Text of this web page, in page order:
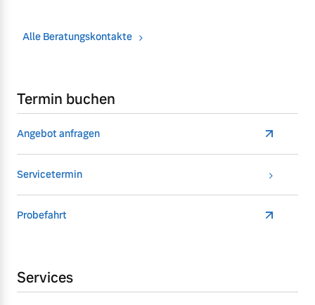
Alle Beratungskontakte
Termin buchen
Angebot anfragen
Servicetermin
Probefahrt
Services